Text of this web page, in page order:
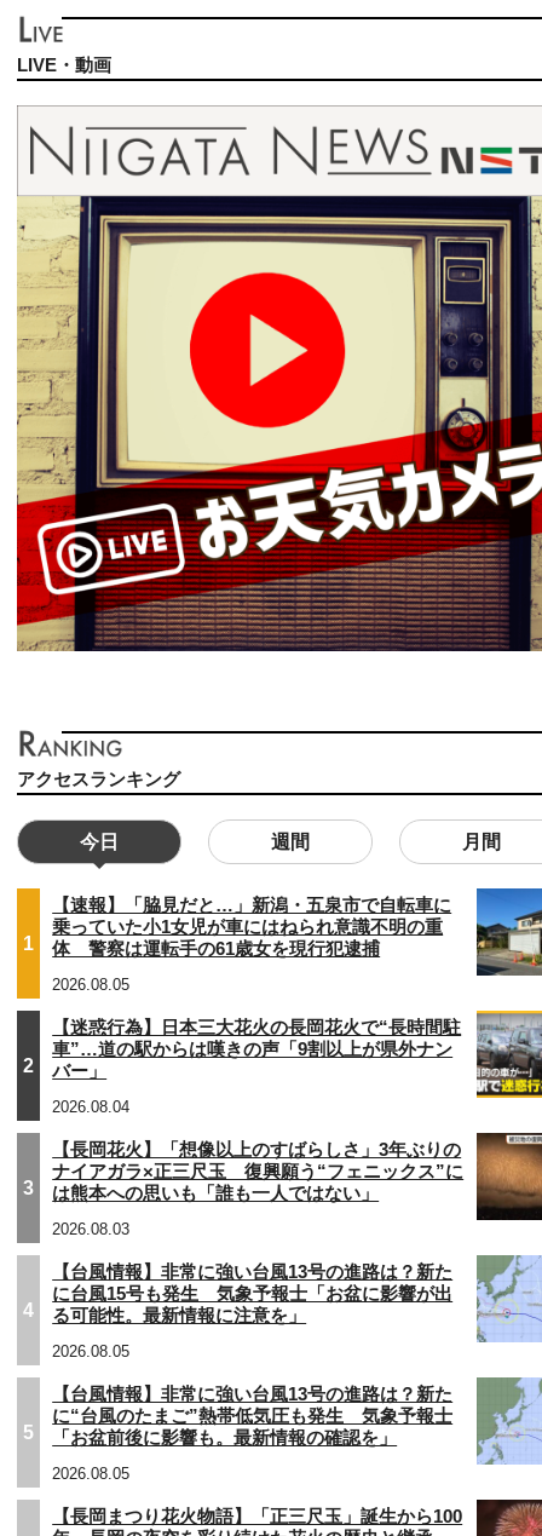
LIVE・動画
アクセスランキング
今日 週間 月間
1
【速報】「脇見だと…」新潟・五泉市で自転車に
乗っていた小1女児が車にはねられ意識不明の重
体 警察は運転手の61歳女を現行犯逮捕
2026.08.05
2
【迷惑行為】日本三大花火の長岡花火で“長時間駐
車”…道の駅からは嘆きの声「9割以上が県外ナン
バー」
2026.08.04
3
【長岡花火】「想像以上のすばらしさ」3年ぶりの
ナイアガラ×正三尺玉 復興願う“フェニックス”に
は熊本への思いも「誰も一人ではない」
2026.08.03
4
【台風情報】非常に強い台風13号の進路は？新た
に台風15号も発生 気象予報士「お盆に影響が出
る可能性。最新情報に注意を」
2026.08.05
5
【台風情報】非常に強い台風13号の進路は？新た
に“台風のたまご”熱帯低気圧も発生 気象予報士
「お盆前後に影響も。最新情報の確認を」
2026.08.05
【長岡まつり花火物語】「正三尺玉」誕生から100